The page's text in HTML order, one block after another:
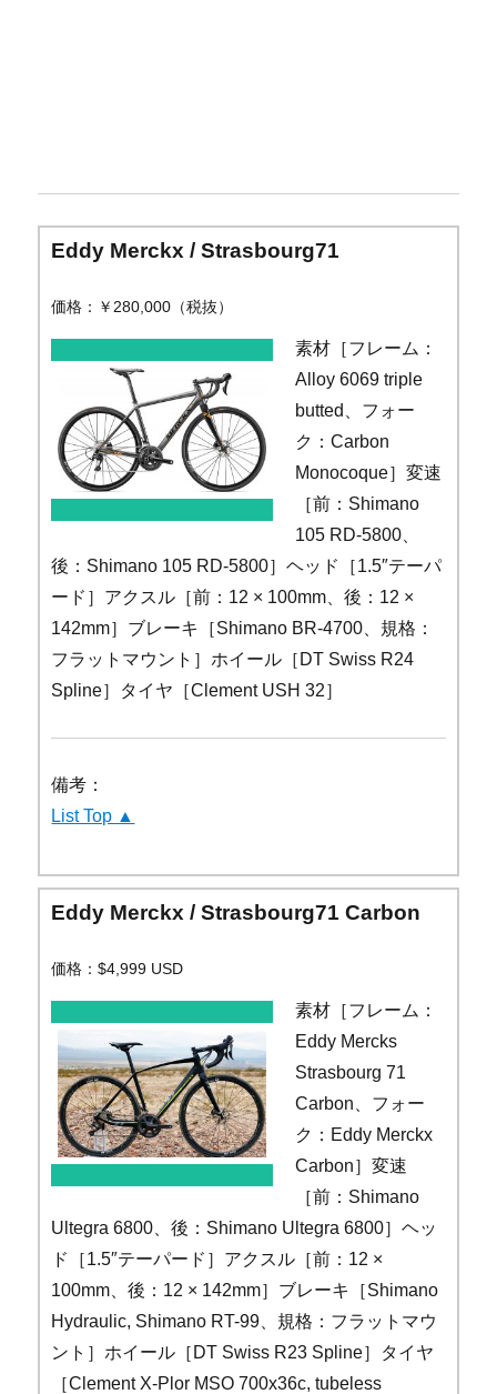
Eddy Merckx / Strasbourg71
価格：￥280,000（税抜）
素材［フレーム：
Alloy 6069 triple
butted、フォー
ク：Carbon
Monocoque］変速
［前：Shimano
105 RD-5800、
後：Shimano 105 RD-5800］ヘッド［1.5″テーパ
ード］アクスル［前：12 × 100mm、後：12 ×
142mm］ブレーキ［Shimano BR-4700、規格：
フラットマウント］ホイール［DT Swiss R24
Spline］タイヤ［Clement USH 32］
備考：
List Top ▲
Eddy Merckx / Strasbourg71 Carbon
価格：$4,999 USD
素材［フレーム：
Eddy Mercks
Strasbourg 71
Carbon、フォー
ク：Eddy Merckx
Carbon］変速
［前：Shimano
Ultegra 6800、後：Shimano Ultegra 6800］ヘッ
ド［1.5″テーパード］アクスル［前：12 ×
100mm、後：12 × 142mm］ブレーキ［Shimano
Hydraulic, Shimano RT-99、規格：フラットマウ
ント］ホイール［DT Swiss R23 Spline］タイヤ
［Clement X-Plor MSO 700x36c, tubeless